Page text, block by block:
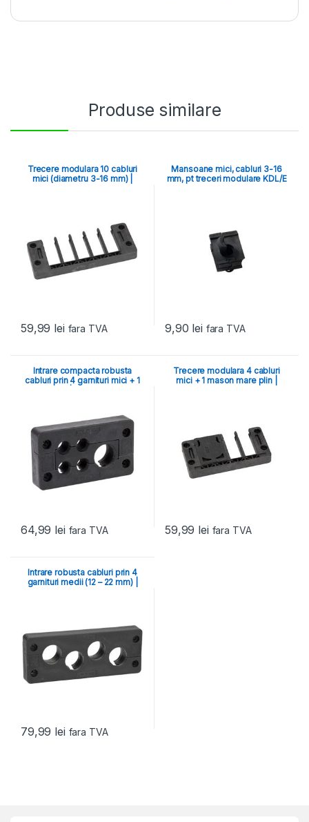
Produse similare
Trecere modulara 10 cabluri
mici (diametru 3-16 mm) |
59,99 lei fara TVA
Mansoane mici, cabluri 3-16
mm, pt treceri modulare KDL/E
9,90 lei fara TVA
Intrare compacta robusta
cabluri prin 4 garnituri mici + 1
64,99 lei fara TVA
Trecere modulara 4 cabluri
mici + 1 mason mare plin |
59,99 lei fara TVA
Intrare robusta cabluri prin 4
garnituri medii (12 – 22 mm) |
79,99 lei fara TVA